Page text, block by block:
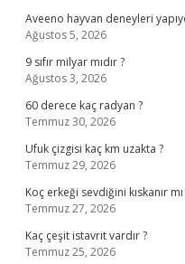
Aveeno hayvan deneyleri
Ağustos 5, 2026
9 sıfır milyar mıdır ?
Ağustos 3, 2026
60 derece kaç radyan ?
Temmuz 30, 2026
Ufuk çizgisi kaç km uzakta ?
Temmuz 29, 2026
Koç erkeği sevdiğini kıskanır mı
Temmuz 27, 2026
Kaç çeşit istavrit vardır ?
Temmuz 25, 2026